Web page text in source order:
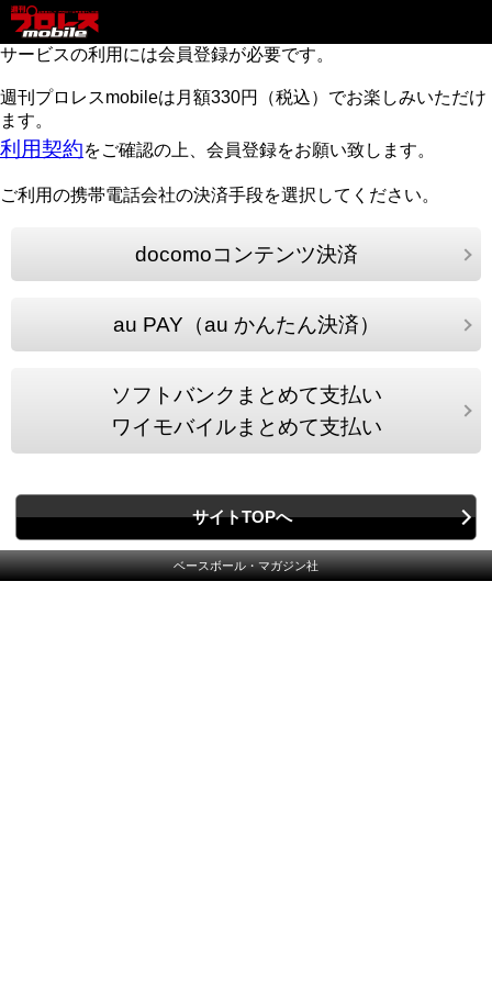
サービスの利用には会員登録が必要です。
週刊プロレスmobileは月額330円（税込）でお楽しみいただけ
ます。
利用契約をご確認の上、会員登録をお願い致します。
ご利用の携帯電話会社の決済手段を選択してください。
docomoコンテンツ決済
au PAY（au かんたん決済）
ソフトバンクまとめて支払い
ワイモバイルまとめて支払い
サイトTOPへ
ベースボール・マガジン社